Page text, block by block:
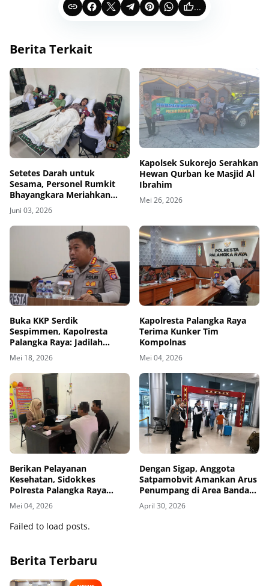
...
Berita Terkait
Setetes Darah untuk
Sesama, Personel Rumkit
Bhayangkara Meriahkan
HUT ke-80 Pomdam dengan
Donor Darah
Juni 03, 2026
Kapolsek Sukorejo Serahkan
Hewan Qurban ke Masjid Al
Ibrahim
Mei 26, 2026
Buka KKP Serdik
Sespimmen, Kapolresta
Palangka Raya: Jadilah
Pemimpin yang Produktif
dan Inklusif
Mei 18, 2026
Kapolresta Palangka Raya
Terima Kunker Tim
Kompolnas
Mei 04, 2026
Berikan Pelayanan
Kesehatan, Sidokkes
Polresta Palangka Raya
Layani Personel dan
Masyarakat
Mei 04, 2026
Dengan Sigap, Anggota
Satpamobvit Amankan Arus
Penumpang di Area Bandara
Tjilik Riwut
April 30, 2026
Failed to load posts.
Berita Terbaru